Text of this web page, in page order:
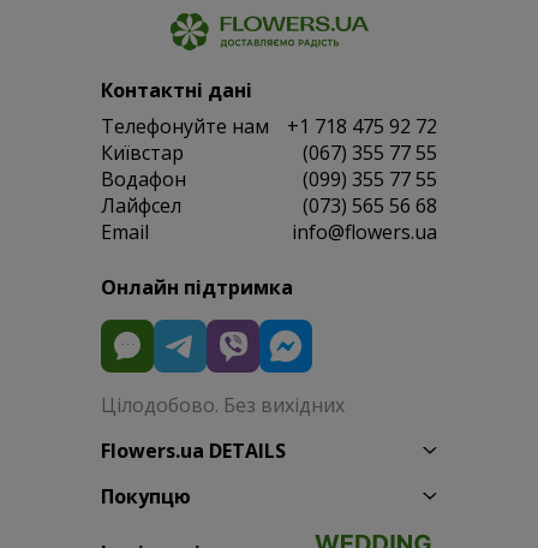
Контактні дані
Телефонуйте нам
+1 718 475 92 72
Київстар
(067) 355 77 55
Водафон
(099) 355 77 55
Лайфсел
(073) 565 56 68
Email
info@flowers.ua
Онлайн підтримка
Цілодобово. Без вихідних
Flowers.ua DETAILS
Покупцю